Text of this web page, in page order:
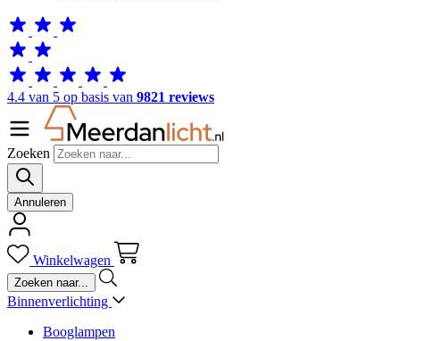
4.4 van 5 op basis van 9821 reviews
Zoeken
Annuleren
Winkelwagen
Binnenverlichting
Booglampen